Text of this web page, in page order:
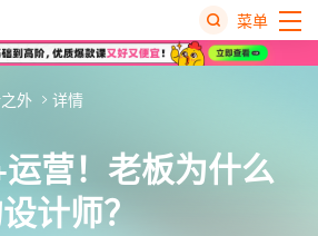
菜单
营！老板为什么
计师？
外 详情